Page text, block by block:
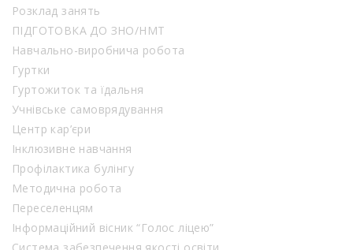
Розклад занять
ПІДГОТОВКА ДО ЗНО/НМТ
Навчально-виробнича робота
Гуртки
Гуртожиток та їдальня
Учнівське самоврядування
Центр кар’єри
Інклюзивне навчання
Профілактика булінгу
Методична робота
Переселенцям
Інформаційний вісник “Голос ліцею”